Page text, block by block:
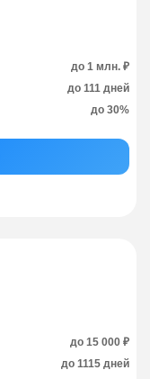
до 1 млн. ₽
до 111 дней
до 30%
до 15 000 ₽
до 1115 дней